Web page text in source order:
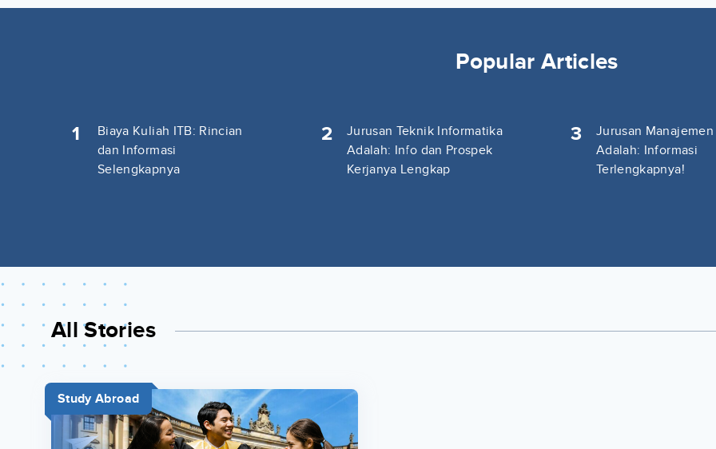
Popular Articles
1
Biaya Kuliah ITB: Rincian
dan Informasi
Selengkapnya
2
Jurusan Teknik Informatika
Adalah: Info dan Prospek
Kerjanya Lengkap
3
Jurusan Manajemen
Adalah: Informasi
Terlengkapnya!
All Stories
Study Abroad